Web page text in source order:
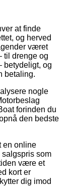
at finde
og herved
været
til drenge og
betydeligt, og
betaling.
nogle
forinden du
den bedste
en online
salgspris som
være et
kort er
dig imod